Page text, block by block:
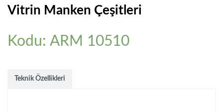
Vitrin Manken Çeşitleri
Kodu: ARM 10510
Teknik Özellikleri